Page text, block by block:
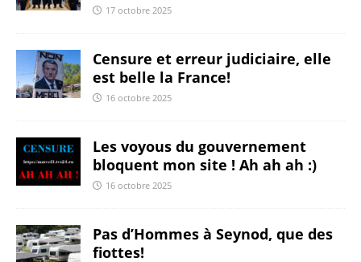
17 octobre 2025
Censure et erreur judiciaire, elle
est belle la France!
16 octobre 2025
Les voyous du gouvernement
bloquent mon site ! Ah ah ah :)
16 octobre 2025
Pas d’Hommes à Seynod, que des
fiottes!